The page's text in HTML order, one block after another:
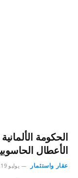
الحكومة
الأعطال
عقار واستثمار يوليو 19, 2024